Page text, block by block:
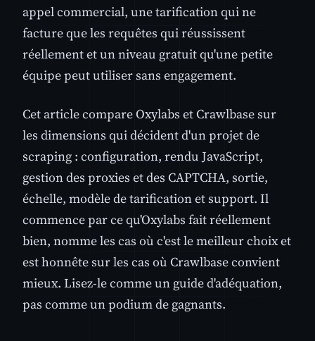
appel commercial, une tarification qui ne
facture que les requêtes qui réussissent
réellement et un niveau gratuit qu'une petite
équipe peut utiliser sans engagement.
Cet article compare Oxylabs et Crawlbase sur
les dimensions qui décident d'un projet de
scraping : configuration, rendu JavaScript,
gestion des proxies et des CAPTCHA, sortie,
échelle, modèle de tarification et support. Il
commence par ce qu'Oxylabs fait réellement
bien, nomme les cas où c'est le meilleur choix et
est honnête sur les cas où Crawlbase convient
mieux. Lisez-le comme un guide d'adéquation,
pas comme un podium de gagnants.